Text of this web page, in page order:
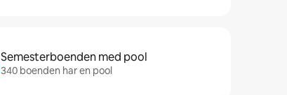
Semesterboenden med pool
340 boenden har en pool